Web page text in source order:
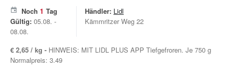
Noch 1 Tag
Gültig: 05.08. -
08.08.
Händler: Lidl
Kämmritzer Weg 22
€ 2,65 / kg - HINWEIS: MIT LIDL PLUS APP Tiefgefroren. Je 750 g
Normalpreis: 3.49